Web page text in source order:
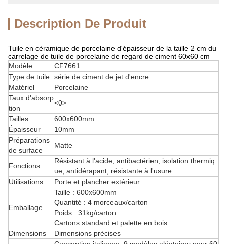
Description De Produit
Tuile en céramique de porcelaine d'épaisseur de la taille 2 cm du
carrelage de tuile de porcelaine de regard de ciment 60x60 cm
Modèle
CF7661
Type de tuile série de ciment de jet d'encre
Matériel
Porcelaine
Taux d'absorp
tion
<0>
Tailles
600x600mm
Épaisseur
10mm
Préparations
de surface
Matte
Fonctions
Résistant à l'acide, antibactérien, isolation thermiq
ue, antidérapant, résistante à l'usure
Utilisations
Porte et plancher extérieur
Emballage
Taille : 600x600mm
Quantité : 4 morceaux/carton
Poids : 31kg/carton
Cartons standard et palette en bois
Dimensions
Dimensions précises